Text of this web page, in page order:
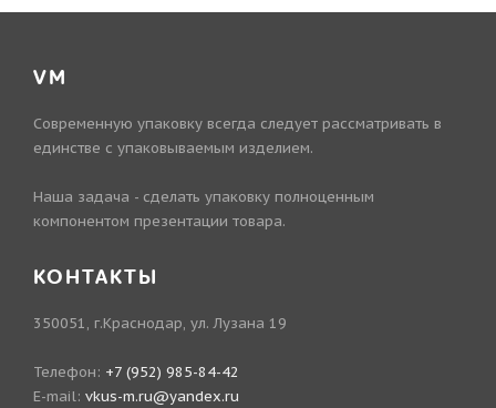
VM
Современную упаковку всегда следует рассматривать в
единстве с упаковываемым изделием.
Наша задача - сделать упаковку полноценным
компонентом презентации товара.
КОНТАКТЫ
350051, г.Краснодар, ул. Лузана 19
Телефон: +7 (952) 985-84-42
E-mail: vkus-m.ru@yandex.ru